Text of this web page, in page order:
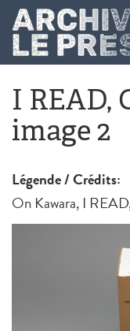
Aller au contenu principal
I READ,
image 2
Légende / Crédits:
On Kawara, I